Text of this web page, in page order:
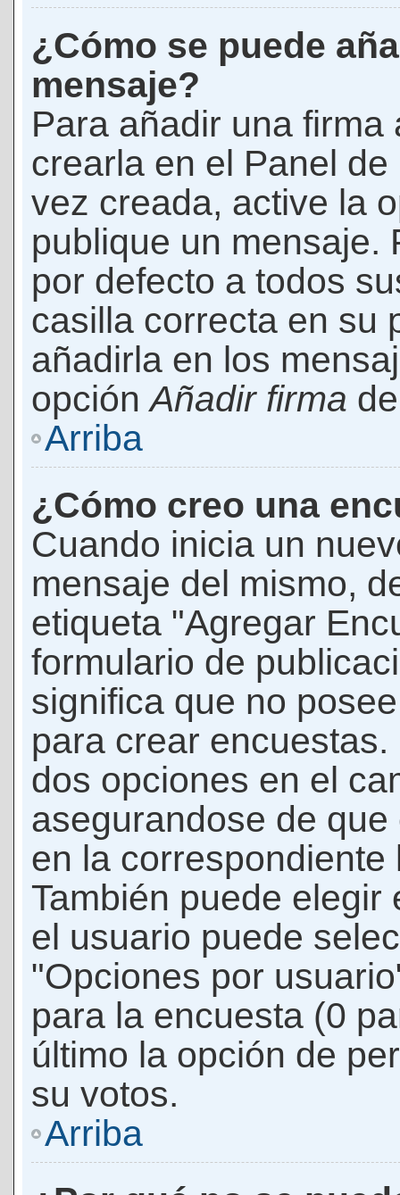
¿Cómo se puede
mensaje?
Para añadir una
crearla en el Panel
vez creada, active la
publique un mensaje.
por defecto a todos
casilla correcta en su
añadirla en los
opciónAñadir firma
Arriba
¿Cómo creo una
Cuando inicia un
mensaje del mismo,
etiqueta "Agregar
formulario de
significa que no
para crear
dos opciones en el
asegurandose de
en la
También puede
el usuario puede
"Opciones por
para la encuesta (0
último la opción de
su votos.
Arriba